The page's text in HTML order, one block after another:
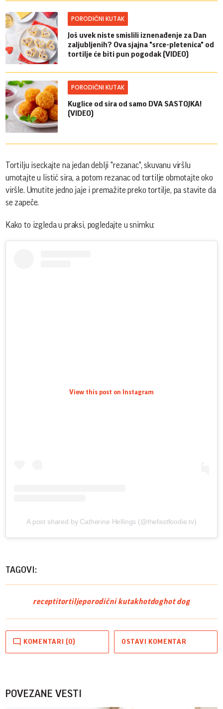
PORODIČNI KUTAK
Još uvek niste smislili iznenađenje za Dan
zaljubljenih? Ova sjajna "srce-pletenica" od
tortilje će biti pun pogodak (VIDEO)
PORODIČNI KUTAK
Kuglice od sira od samo DVA SASTOJKA!
(VIDEO)
Tortilju iseckajte na jedan deblji "rezanac", skuvanu viršlu
umotajte u listić sira, a potom rezanac od tortilje obmotajte oko
viršle. Umutite jedno jaje i premažite preko tortilje, pa stavite da
se zapeče.
Kako to izgleda u praksi, pogledajte u snimku:
View this post on Instagram
A post shared by Catherine Hellings (@thefastfoodie.tv)
TAGOVI:
receptitortiljeporodični kutakhotdoghot dog
KOMENTARI (0) OSTAVI KOMENTAR
POVEZANE VESTI